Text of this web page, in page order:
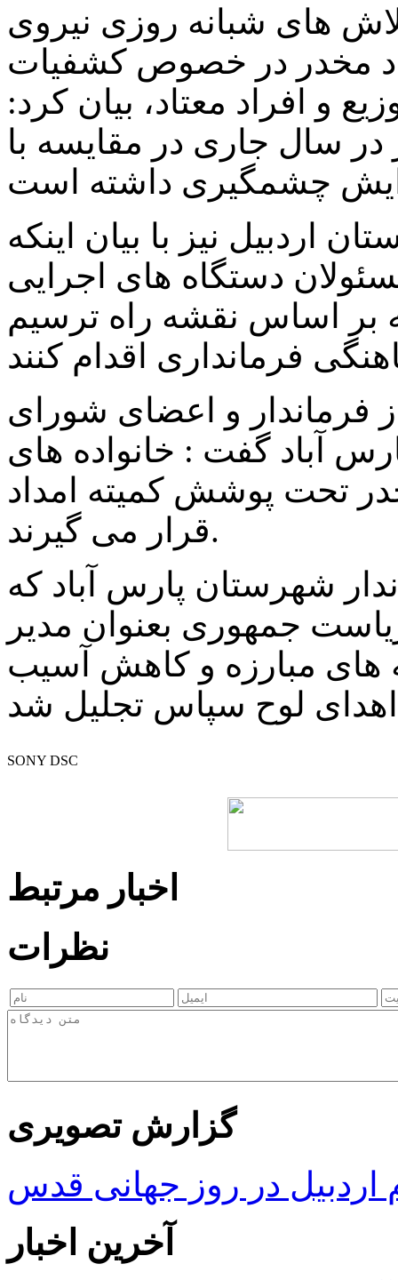
های شبانه روزی نیروی
مخدر در خصوص کشفیات
و افراد معتاد، بیان کرد:
در سال جاری در مقایسه با
اردبیل نیز با بیان اینکه
دستگاه های اجرایی
بر اساس نقشه راه ترسیم
فرماندار و اعضای شورای
آباد گفت : خانواده های
تحت پوشش کمیته امداد
قرار می گیرند.
شهرستان پارس آباد که
جمهوری بعنوان مدیر
های مبارزه و کاهش آسیب
SONY DSC
اخبار مرتبط
نظرات
گزارش تصویری
در روز جهانی قدس
آخرین اخبار